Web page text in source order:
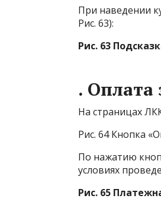
При наведении
Рис. 63):
Рис. 63
. Оплата
На страницах
Рис. 64 Кнопка
По нажатию
условиях
Рис. 65